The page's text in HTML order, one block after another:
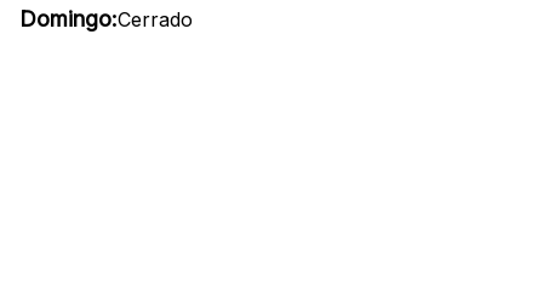
Domingo:Cerrado